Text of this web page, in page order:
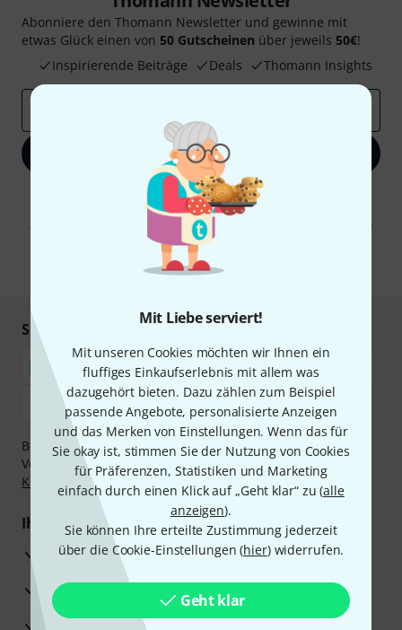
Mit Liebe serviert!
Mit unseren Cookies möchten wir Ihnen ein
fluffiges Einkaufserlebnis mit allem was
dazugehört bieten. Dazu zählen zum Beispiel
passende Angebote, personalisierte Anzeigen
und das Merken von Einstellungen. Wenn das für
Sie okay ist, stimmen Sie der Nutzung von Cookies
für Präferenzen, Statistiken und Marketing
einfach durch einen Klick auf „Geht klar“ zu (alle
anzeigen).
Sie können Ihre erteilte Zustimmung jederzeit
über die Cookie-Einstellungen (hier) widerrufen.
Geht klar
Abonniere den Thomann Newsletter und gewinne mit
etwas Glück einen von 50 Gutscheinen über jeweils 50€!
Inspirierende Beiträge
Deals Thomann Insights
Jetzt anmelden
Mit Klick auf „Jetzt anmelden“ stimmen Sie dem Erhalt von E-Mail-
Werbung und einer Messung des E-Mail-Nutzungsverhaltens zu. Die
Abmeldung ist jederzeit möglich. Weitere Informationen finden Sie in
unseren
Datenschutzhinweisen
* Pflichtfeld
Sicher einkaufen & bezahlen
Bezahlen Sie vertraulich und sicher per Nachnahme,
Vorkasse, PayPal, Amazon Pay, Klarna Sofort bezahlen
Klarna Ratenzahlungoder Kreditkarte.
Ihre Vorteile
3 Jahre Thomann Garantie
30 Tage Money-Back-Garantie
Reparaturservice